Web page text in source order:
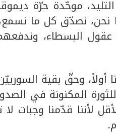
موحّدة حرّة
نحن، نصدّق كل ما
عقول البسطاء،
أولاً، وحقّ بقية
المكنونة في
لأننا قدّمنا وجبات